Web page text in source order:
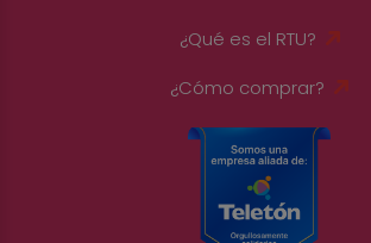
¿Qué es el RTU?
¿Cómo comprar?